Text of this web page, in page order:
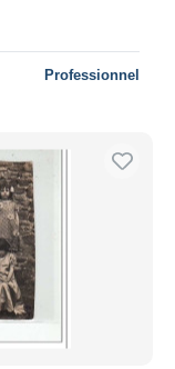
Professionnel